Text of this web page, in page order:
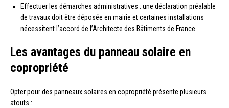
Effectuer les démarches administratives : une déclaration préalable
de travaux doit être déposée en mairie et certaines installations
nécessitent l’accord de l’Architecte des Bâtiments de France.
Les avantages du panneau solaire en
copropriété
Opter pour des panneaux solaires en copropriété présente plusieurs
atouts :